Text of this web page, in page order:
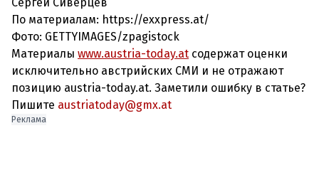
По материалам: https://exxpress.at/
Фото: GETTYIMAGES/zpagistock
Материалы www.austria-today.at содержат оценки
исключительно австрийских СМИ и не отражают
позицию austria-today.at. Заметили ошибку в статье?
Пишите austriatoday@gmx.at
Реклама